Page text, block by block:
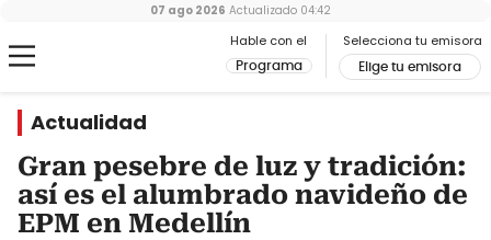
Hable con el
Programa
Selecciona tu emisora
Elige tu emisora
07 ago 2026 Actualizado 04:42
Actualidad
Gran pesebre de luz y tradición:
así es el alumbrado navideño de
EPM en Medellín